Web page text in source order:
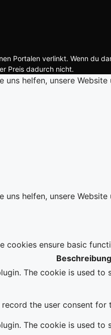
Portalen verlinkt. Wenn du
Preis dadurch nicht.
helfen, unsere
helfen, unsere
ensure basic
Beschreibung
The cookie is used
the user consent
The cookie is used